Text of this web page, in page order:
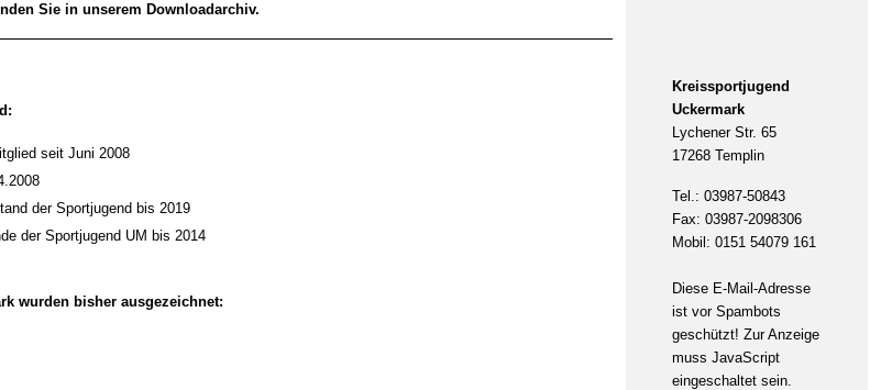
Sie in unserem Downloadarchiv.
seit Juni 2008
der Sportjugend bis 2019
der Sportjugend UM bis 2014
wurden bisher ausgezeichnet:
Kreissportjugend
Uckermark
Lychener Str. 65
17268 Templin
Tel.: 03987-50843
Fax: 03987-2098306
Mobil: 0151 54079 161
Diese E-Mail-Adresse
ist vor Spambots
geschützt! Zur Anzeige
muss JavaScript
eingeschaltet sein.